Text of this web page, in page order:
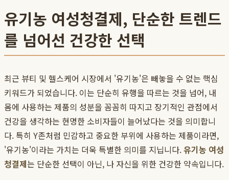
유기농 여성청결제, 단순한 트렌드
를 넘어선 건강한 선택
최근 뷰티 및 헬스케어 시장에서 '유기농'은 빼놓을 수 없는 핵심
키워드가 되었습니다. 이는 단순히 유행을 따르는 것을 넘어, 내
몸에 사용하는 제품의 성분을 꼼꼼히 따지고 장기적인 관점에서
건강을 생각하는 현명한 소비자들이 늘어났다는 것을 의미합니
다. 특히 Y존처럼 민감하고 중요한 부위에 사용하는 제품이라면,
'유기농'이라는 가치는 더욱 특별한 의미를 지닙니다.유기농 여성
청결제는 단순한 선택이 아닌, 나 자신을 위한 건강한 약속입니다.